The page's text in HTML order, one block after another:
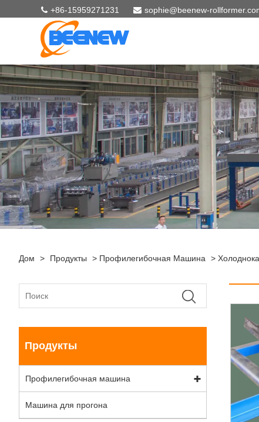
+86-15959271231 sophie@beenew-
Дом > Продукты > Профилегибочная Машина >
Продукты
Профилегибочная машина
Машина для прогона